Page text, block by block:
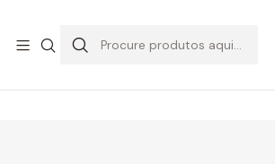
Início CALÇADO Nike
Nike SB Dunk Low There